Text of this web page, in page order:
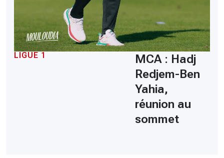
LIGUE 1
MCA : Hadj
Redjem-Ben
Yahia,
réunion au
sommet